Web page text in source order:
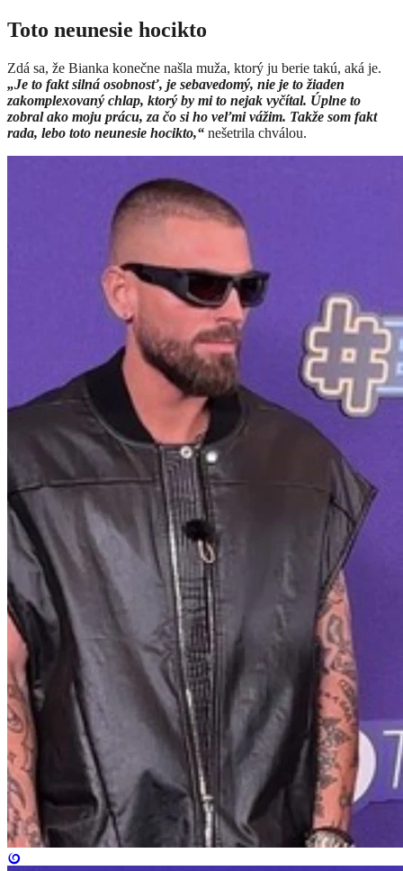
Toto neunesie hocikto
Zdá sa, že Bianka konečne našla muža, ktorý ju berie takú, aká je.
„Je to fakt silná osobnosť, je sebavedomý, nie je to žiaden
zakomplexovaný chlap, ktorý by mi to nejak vyčítal. Úplne to
zobral ako moju prácu, za čo si ho veľmi vážim. Takže som fakt
rada, lebo toto neunesie hocikto,“ nešetrila chválou.